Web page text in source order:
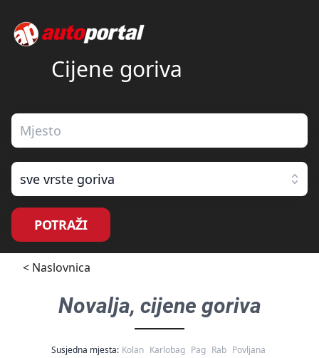
Cijene goriva
sve vrste goriva
POTRAŽI
< Naslovnica
Novalja, cijene goriva
Susjedna mjesta: Kolan Karlobag Pag Rab Povljana